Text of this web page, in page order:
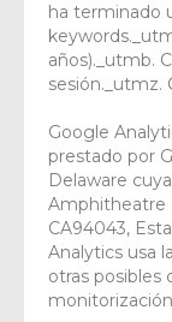
ha terminado
años)._utmb.
sesión._utmz.
Google
prestado por
Delaware
Amphitheatre
CA94043,
Analytics usa
otras posibles